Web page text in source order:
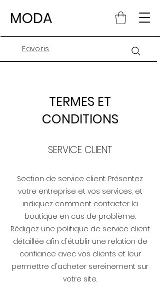
MODA
Favoris
TERMES ET
CONDITIONS
SERVICE CLIENT
Section de service client. Présentez
votre entreprise et vos services, et
indiquez comment contacter la
boutique en cas de problème.
Rédigez une politique de service client
détaillée afin d'établir une relation de
confiance avec vos clients et leur
permettre d'acheter sereinement sur
votre site.